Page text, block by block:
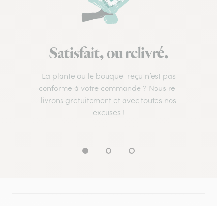
Satisfait, ou relivré.
La plante ou le bouquet reçu n’est pas
conforme à votre commande ? Nous re-
livrons gratuitement et avec toutes nos
excuses !